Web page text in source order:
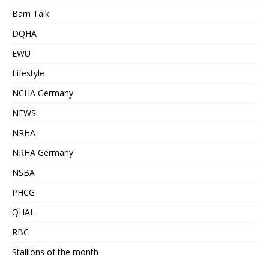
Barn Talk
DQHA
EWU
Lifestyle
NCHA Germany
NEWS
NRHA
NRHA Germany
NSBA
PHCG
QHAL
RBC
Stallions of the month